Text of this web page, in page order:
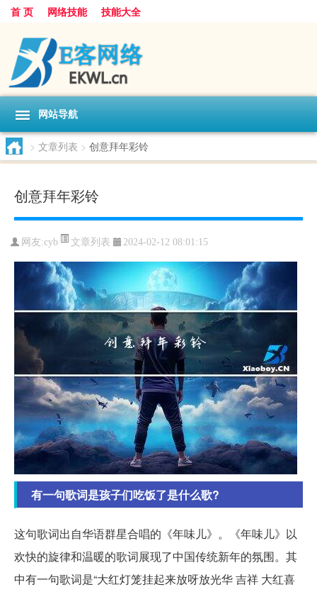
首 页 网络技能 技能大全
网站导航
> 文章列表 > 创意拜年彩铃
创意拜年彩铃
网友:cyb 文章列表 2024-02-12 08:01:15
有一句歌词是孩子们吃饭了是什么歌?
这句歌词出自华语群星合唱的《年味儿》。《年味儿》以
欢快的旋律和温暖的歌词展现了中国传统新年的氛围。其
中有一句歌词是“大红灯笼挂起来放呀放光华 吉祥 大红喜